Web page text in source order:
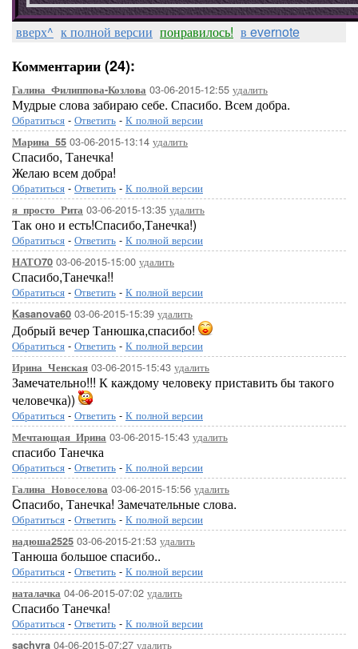
вверх^ к полной версии понравилось! в evernote
Комментарии (24):
Галина_Филиппова-Козлова 03-06-2015-12:55 удалить
Мудрые слова забираю себе. Спасибо. Всем добра.
Обратиться - Ответить - К полной версии
Марина_55 03-06-2015-13:14 удалить
Спасибо, Танечка!
Желаю всем добра!
Обратиться - Ответить - К полной версии
я_просто_Рита 03-06-2015-13:35 удалить
Так оно и есть!Спасибо,Танечка!)
Обратиться - Ответить - К полной версии
НАТО70 03-06-2015-15:00 удалить
Спасибо,Танечка!!
Обратиться - Ответить - К полной версии
Kasanova60 03-06-2015-15:39 удалить
Добрый вечер Танюшка,спасибо!
Обратиться - Ответить - К полной версии
Ирина_Ченская 03-06-2015-15:43 удалить
Замечательно!!! К каждому человеку приставить бы такого
человечка))
Обратиться - Ответить - К полной версии
Мечтающая_Ирина 03-06-2015-15:43 удалить
спасибо Танечка
Обратиться - Ответить - К полной версии
Галина_Новоселова 03-06-2015-15:56 удалить
Cпасибо, Танечка! Замечательные слова.
Обратиться - Ответить - К полной версии
надюша2525 03-06-2015-21:53 удалить
Танюша большое спасибо..
Обратиться - Ответить - К полной версии
наталачка 04-06-2015-07:02 удалить
Спасибо Танечка!
Обратиться - Ответить - К полной версии
sachyra 04-06-2015-07:27 удалить